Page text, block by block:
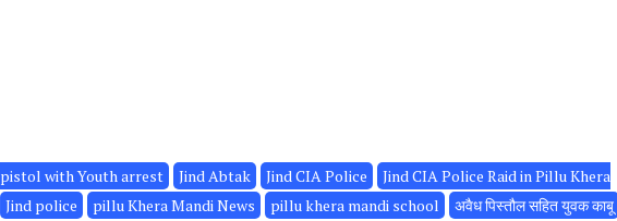
with Youth arrest Jind Abtak Jind CIA Police
Jind CIA Police Raid in Pillu Khera
Jind police pillu Khera Mandi News pillu khera mandi school
अवैध पिस्तौल सहित युवक काबू